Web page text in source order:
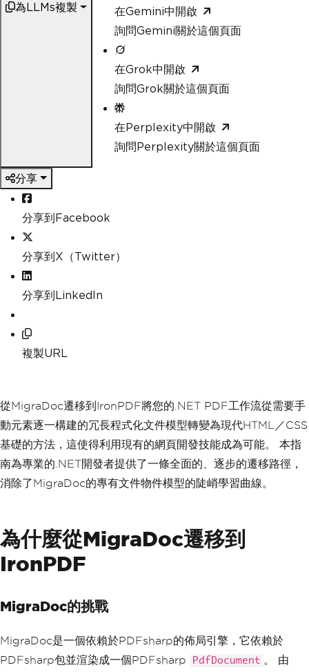
為LLMs複製
在Gemini中開啟
詢問Gemini關於這個頁面
在Grok中開啟
詢問Grok關於這個頁面
在Perplexity中開啟
詢問Perplexity關於這個頁面
分享
分享到Facebook
分享到X（Twitter）
分享到LinkedIn
複製URL
從MigraDoc遷移到IronPDF將您的.NET PDF工作流從需要手
動元素逐一構建的冗長程式化文件模型轉變為現代HTML／CSS
基礎的方法，這使得利用現有的網頁開發技能成為可能。 本指
南為專業的.NET開發者提供了一條全面的、逐步的遷移路徑，
消除了MigraDoc的專有文件物件模型的陡峭學習曲線。
為什麼從MigraDoc遷移到
IronPDF
MigraDoc的挑戰
MigraDoc是一個依賴於PDFsharp的佈局引擎，它依賴於
PDFsharp包並渲染成一個PDFsharp
PdfDocument 。 由